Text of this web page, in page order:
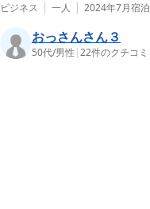
ビジネス 一人 2024年7月宿泊
おっさんさん３
50代/男性 |22件のクチコミ